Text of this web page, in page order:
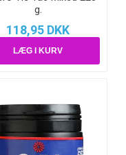
g.
118,95 DKK